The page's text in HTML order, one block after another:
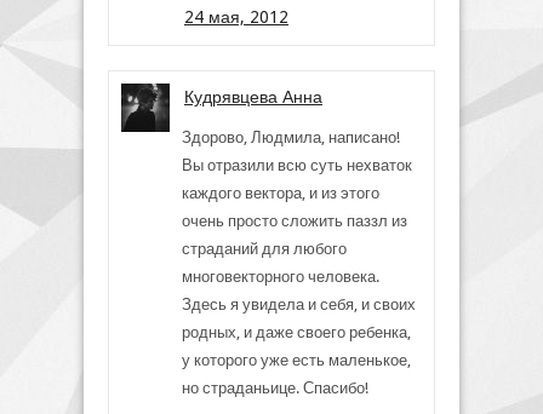
24 мая, 2012
Кудрявцева Анна
Здорово, Людмила, написано!
Вы отразили всю суть нехваток
каждого вектора, и из этого
очень просто сложить паззл из
страданий для любого
многовекторного человека.
Здесь я увидела и себя, и своих
родных, и даже своего ребенка,
у которого уже есть маленькое,
но страданьице. Спасибо!